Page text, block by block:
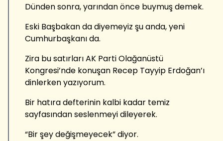
Dünden sonra, yarından önce buymuş demek.
Eski Başbakan da diyemeyiz şu anda, yeni
Cumhurbaşkanı da.
Zira bu satırları AK Parti Olağanüstü
Kongresi’nde konuşan Recep Tayyip Erdoğan’ı
dinlerken yazıyorum.
Bir hatıra defterinin kalbi kadar temiz
sayfasından seslenmeyi dileyerek.
“Bir şey değişmeyecek” diyor.